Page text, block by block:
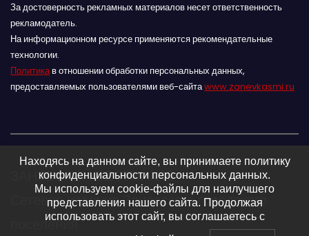
За достоверность рекламных материалов несет ответственность
рекламодатель.
На информационном ресурсе применяются рекомендательные
технологии.
Политикав отношении обработки персональных данных,
предоставляемых пользователями веб-сайтаwww.zanevkasmi.ru
ЗАНЕВСКИЙ ВЕСТНИК 16+
Сетевое издание Заневского городского
поселения
Находясь на данном сайте, вы принимаете политику
конфиденциальности персональных данных.
Мы используем cookie-файлы для наилучшего
представления нашего сайта. Продолжая
использовать этот сайт, вы соглашаетесь с